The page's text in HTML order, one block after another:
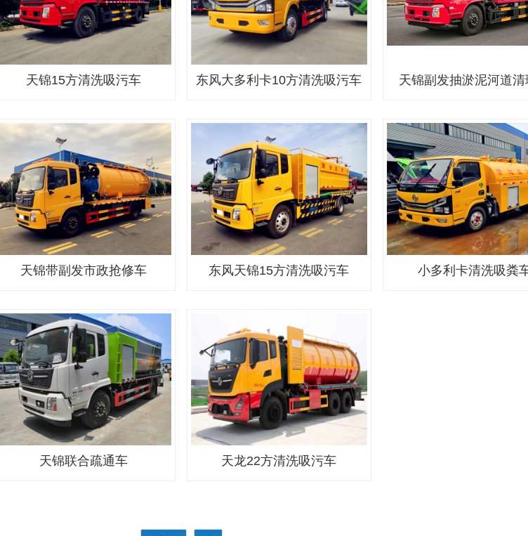
天锦15方清洗吸污车 东风大多利卡10方清洗吸污车 天锦副发抽淤泥河道
天锦带副发市政抢修车 东风天锦15方清洗吸污车 小多利卡清洗吸粪
天锦联合疏通车 天龙22方清洗吸污车